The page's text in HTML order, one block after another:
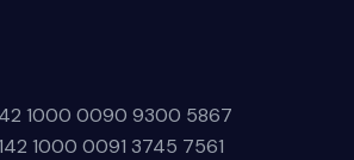
1000 0090 9300 5867
1000 0091 3745 7561